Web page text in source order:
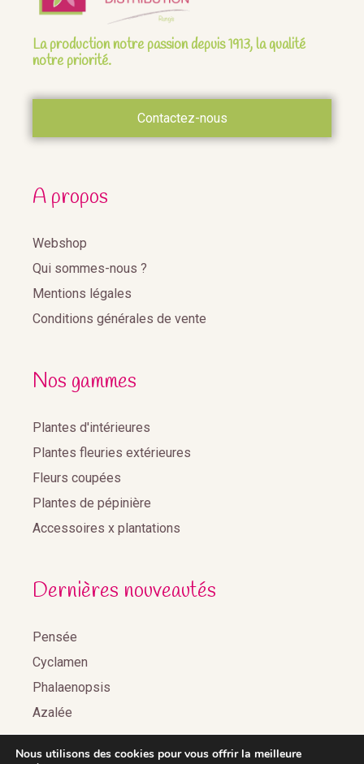
La production notre passion depuis 1913, la qualité
notre priorité.
Contactez-nous
A propos
Webshop
Qui sommes-nous ?
Mentions légales
Conditions générales de vente
Nos gammes
Plantes d'intérieures
Plantes fleuries extérieures
Fleurs coupées
Plantes de pépinière
Accessoires x plantations
Dernières nouveautés
Pensée
Cyclamen
Phalaenopsis
Azalée
Nous utilisons des cookies pour vous offrir la meilleure